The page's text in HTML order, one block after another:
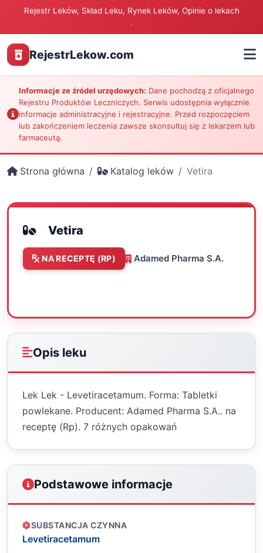
Rejestr Leków, Skład Leku, Rynek Leków, Opinie o lekach
.
RejestrLekow.com
Informacje ze źródeł urzędowych: Dane pochodzą z oficjalnego
Rejestru Produktów Leczniczych. Serwis udostępnia wyłącznie
informacje administracyjne i rejestracyjne. Przed rozpoczęciem
lub zakończeniem leczenia zawsze skonsultuj się z lekarzem lub
farmaceutą.
Strona główna Katalog leków Vetira
Vetira
NA RECEPTĘ (RP) Adamed Pharma S.A.
Opis leku
Lek Lek - Levetiracetamum. Forma: Tabletki
powlekane. Producent: Adamed Pharma S.A.. na
receptę (Rp). 7 różnych opakowań
Podstawowe informacje
SUBSTANCJA CZYNNA
Levetiracetamum